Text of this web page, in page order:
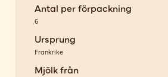
Antal per förpackning
6
Ursprung
Frankrike
Mjölk från